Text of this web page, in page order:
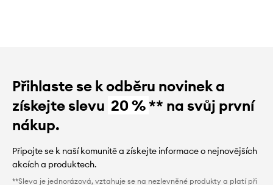
Přihlaste se k odběru novinek a
získejte slevu 20 %** na svůj první
nákup.
Připojte se k naší komunitě a získejte informace o nejnovějších
akcích a produktech.
**Sleva je jednorázová, vztahuje se na nezlevněné produkty a platí při